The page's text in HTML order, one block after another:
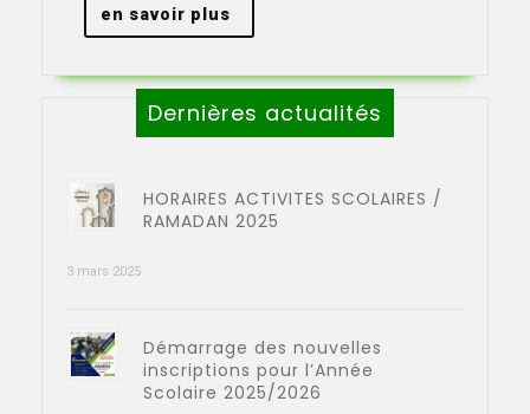
FAOUZ
Megrine
en savoir plus
savoir
Dernières actualités
HORAIRES ACTIVITES SCOLAIRES /
RAMADAN 2025
3 mars 2025
Démarrage des nouvelles
inscriptions pour l’Année
Scolaire 2025/2026